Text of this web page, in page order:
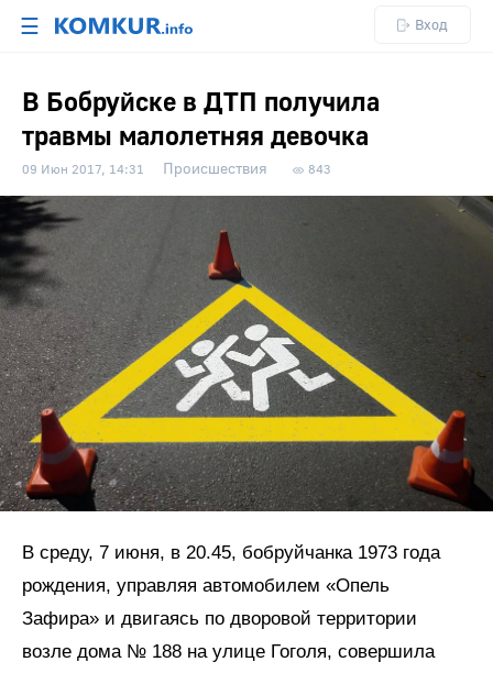
☰ Вход
В Бобруйске в ДТП получила
травмы малолетняя девочка
09 Июн 2017, 14:31 Происшествия 843
В среду, 7 июня, в 20.45, бобруйчанка 1973 года
рождения, управляя автомобилем «Опель
Зафира» и двигаясь по дворовой территории
возле дома № 188 на улице Гоголя, совершила